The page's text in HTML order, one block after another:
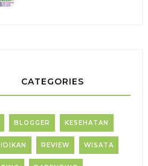
CATEGORIES
BLOGGER KESEHATAN
REVIEW WISATA